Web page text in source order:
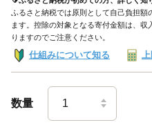
ふるさと納税では原則として自己負担額
ます。控除の対象となる寄付金額は、
りますのでご注意ください。
仕組みについて知る
数量